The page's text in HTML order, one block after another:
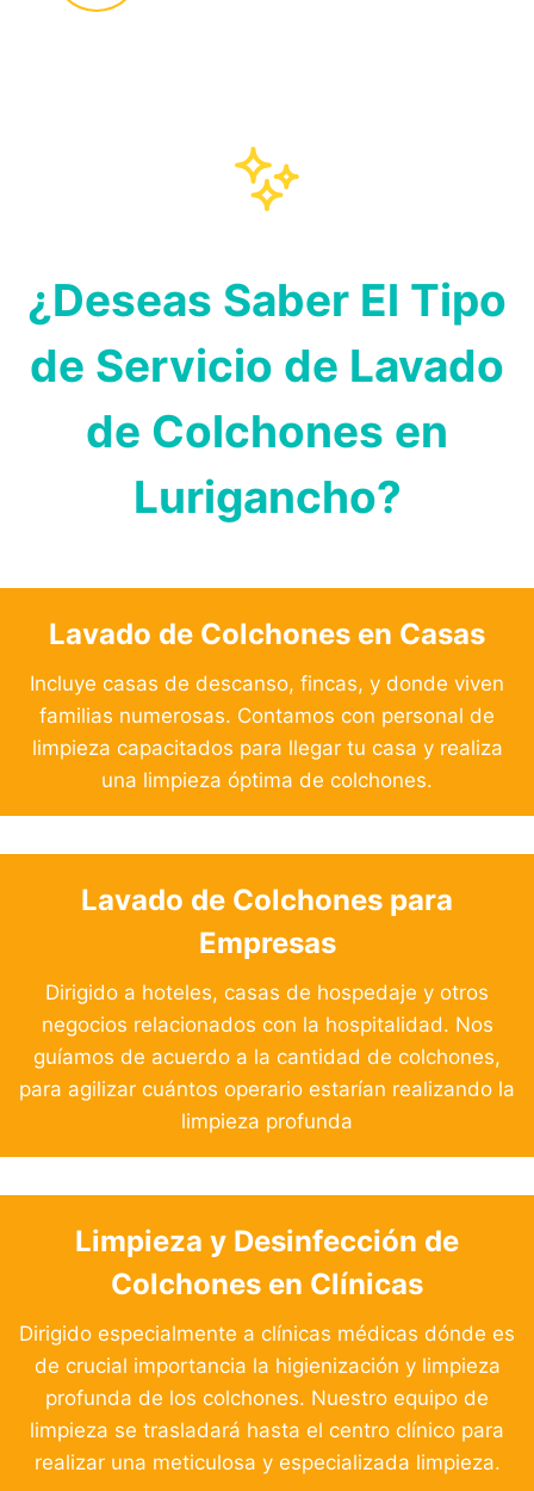
¿Deseas Saber El Tipo
de Servicio de Lavado
de Colchones en
Lurigancho?
Lavado de Colchones en Casas
Incluye casas de descanso, fincas, y donde viven
familias numerosas. Contamos con personal de
limpieza capacitados para llegar tu casa y realiza
una limpieza óptima de colchones.
Lavado de Colchones para
Empresas
Dirigido a hoteles, casas de hospedaje y otros
negocios relacionados con la hospitalidad. Nos
guíamos de acuerdo a la cantidad de colchones,
para agilizar cuántos operario estarían realizando la
limpieza profunda
Limpieza y Desinfección de
Colchones en Clínicas
Dirigido especialmente a clínicas médicas dónde es
de crucial importancia la higienización y limpieza
profunda de los colchones. Nuestro equipo de
limpieza se trasladará hasta el centro clínico para
realizar una meticulosa y especializada limpieza.